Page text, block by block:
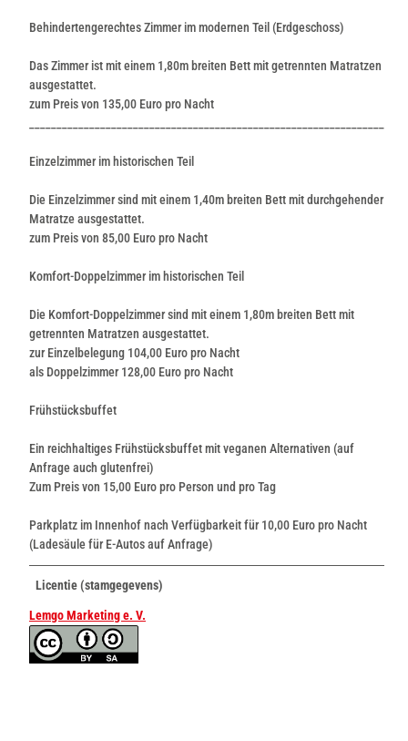
Behindertengerechtes Zimmer im modernen Teil (Erdgeschoss)
Das Zimmer ist mit einem 1,80m breiten Bett mit getrennten Matratzen
ausgestattet.
zum Preis von 135,00 Euro pro Nacht
Einzelzimmer im historischen Teil
Die Einzelzimmer sind mit einem 1,40m breiten Bett mit durchgehender
Matratze ausgestattet.
zum Preis von 85,00 Euro pro Nacht
Komfort-Doppelzimmer im historischen Teil
Die Komfort-Doppelzimmer sind mit einem 1,80m breiten Bett mit
getrennten Matratzen ausgestattet.
zur Einzelbelegung 104,00 Euro pro Nacht
als Doppelzimmer 128,00 Euro pro Nacht
Frühstücksbuffet
Ein reichhaltiges Frühstücksbuffet mit veganen Alternativen (auf
Anfrage auch glutenfrei)
Zum Preis von 15,00 Euro pro Person und pro Tag
Parkplatz im Innenhof nach Verfügbarkeit für 10,00 Euro pro Nacht
(Ladesäule für E-Autos auf Anfrage)
Licentie (stamgegevens)
Lemgo Marketing e. V.